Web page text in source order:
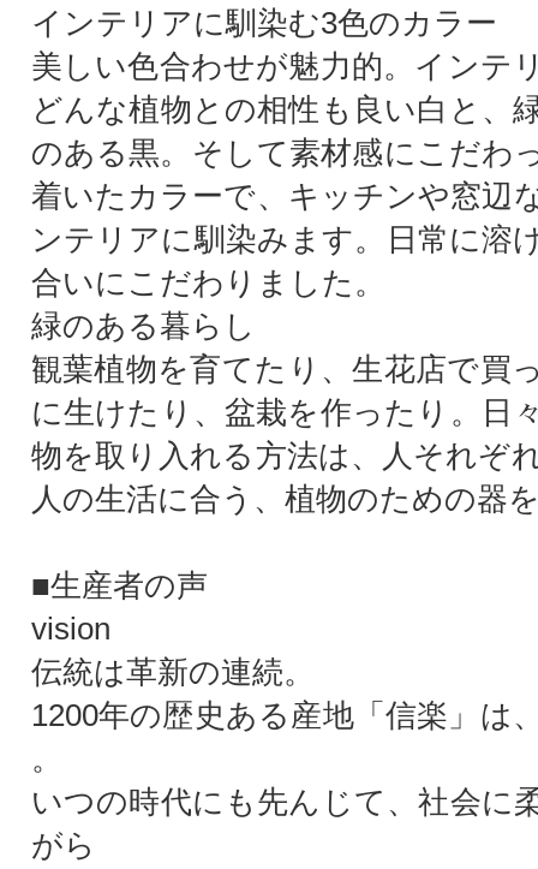
インテリアに馴染む3色のカラー
美しい色合わせが魅力的。インテ
どんな植物との相性も良い白と、
のある黒。そして素材感にこだわ
着いたカラーで、キッチンや窓辺
ンテリアに馴染みます。日常に溶
合いにこだわりました。
緑のある暮らし
観葉植物を育てたり、生花店で買
に生けたり、盆栽を作ったり。日
物を取り入れる方法は、人それぞ
人の生活に合う、植物のための器
■生産者の声
vision
伝統は革新の連続。
1200年の歴史ある産地「信楽」は
。
いつの時代にも先んじて、社会に
がら